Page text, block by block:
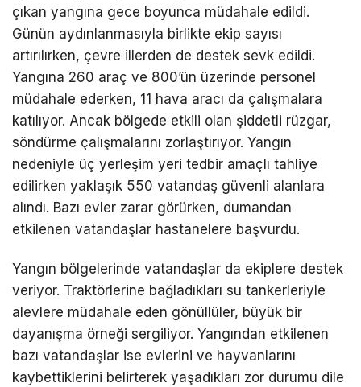
çıkan yangına gece boyunca müdahale edildi.
Günün aydınlanmasıyla birlikte ekip sayısı
artırılırken, çevre illerden de destek sevk edildi.
Yangına 260 araç ve 800’ün üzerinde personel
müdahale ederken, 11 hava aracı da çalışmalara
katılıyor. Ancak bölgede etkili olan şiddetli rüzgar,
söndürme çalışmalarını zorlaştırıyor. Yangın
nedeniyle üç yerleşim yeri tedbir amaçlı tahliye
edilirken yaklaşık 550 vatandaş güvenli alanlara
alındı. Bazı evler zarar görürken, dumandan
etkilenen vatandaşlar hastanelere başvurdu.
Yangın bölgelerinde vatandaşlar da ekiplere destek
veriyor. Traktörlerine bağladıkları su tankerleriyle
alevlere müdahale eden gönüllüler, büyük bir
dayanışma örneği sergiliyor. Yangından etkilenen
bazı vatandaşlar ise evlerini ve hayvanlarını
kaybettiklerini belirterek yaşadıkları zor durumu dile